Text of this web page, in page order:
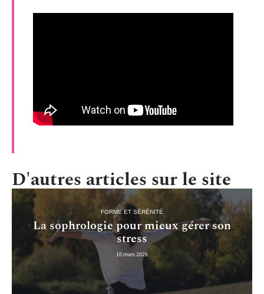
D'autres articles sur le site
FORME ET SÉRÉNITÉ
La sophrologie pour mieux gérer son
stress
10 mars 2026